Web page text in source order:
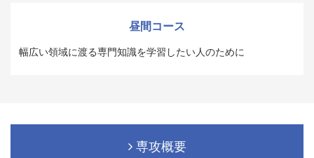
昼間コース
幅広い領域に渡る専門知識を学習したい人のために
専攻概要